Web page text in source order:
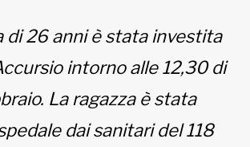
segnalazioni
di 26 anni è stata investita
intorno alle 12,30 di
La ragazza è stata
dai sanitari del 118